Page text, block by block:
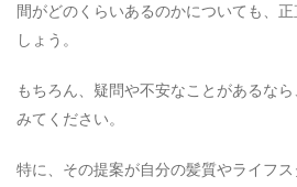
間がどのくらいあるのかについても、
しょう。
もちろん、疑問や不安なことがあるな
みてください。
特に、その提案が自分の髪質やライフ